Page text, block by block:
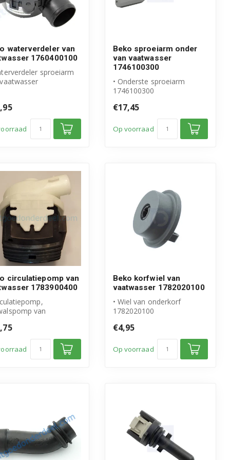
waterverdeler van
1760400100
sproeiarm
Beko sproeiarm onder
van vaatwasser
1746100300
• Onderste sproeiarm
1746100300
€17,45
Op voorraad
circulatiepomp van
1783900400
van
Beko product
Beko korfwiel van
vaatwasser 1782020100
• Wiel van onderkorf
1782020100
• Inhoud verpakking: ...
€4,95
Op voorraad